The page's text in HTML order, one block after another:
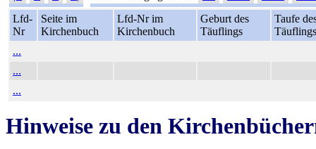
Lfd-
Nr
Seite im
Kirchenbuch
Lfd-Nr im
Kirchenbuch
Geburt des
Täuflings
Taufe
Täuflings
...
...
...
Hinweise zu den